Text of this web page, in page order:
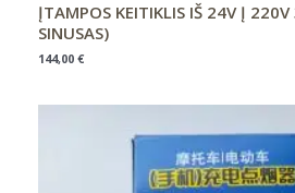
ĮTAMPOS KEITIKLIS IŠ 24V Į
SINUSAS)
144,00 €